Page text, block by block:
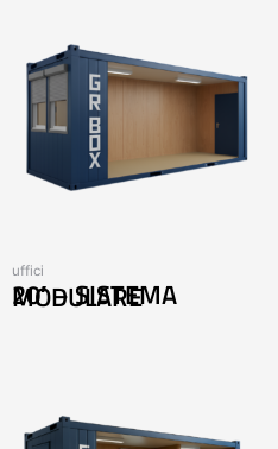
uffici
20′ – SISTEMA MODULARE